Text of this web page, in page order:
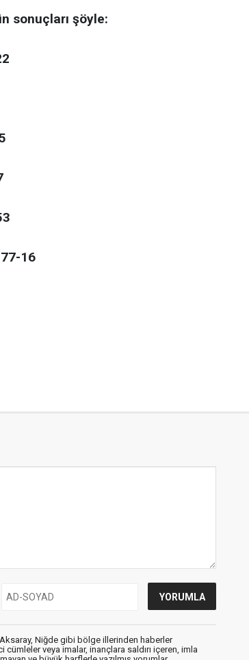
sonuçları şöyle:
16
Niğde gibi bölge illerinden haberler
cümleler veya imalar, inançlara saldırı içeren, imla